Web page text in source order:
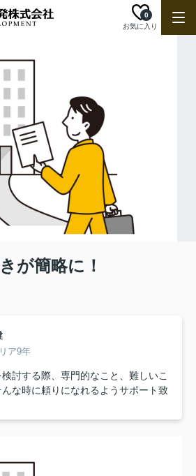
お気に入り
0
が簡略に！
ア9年
討する際、専門的なこと、難しいこ
な時に頼りになれるようサポート致